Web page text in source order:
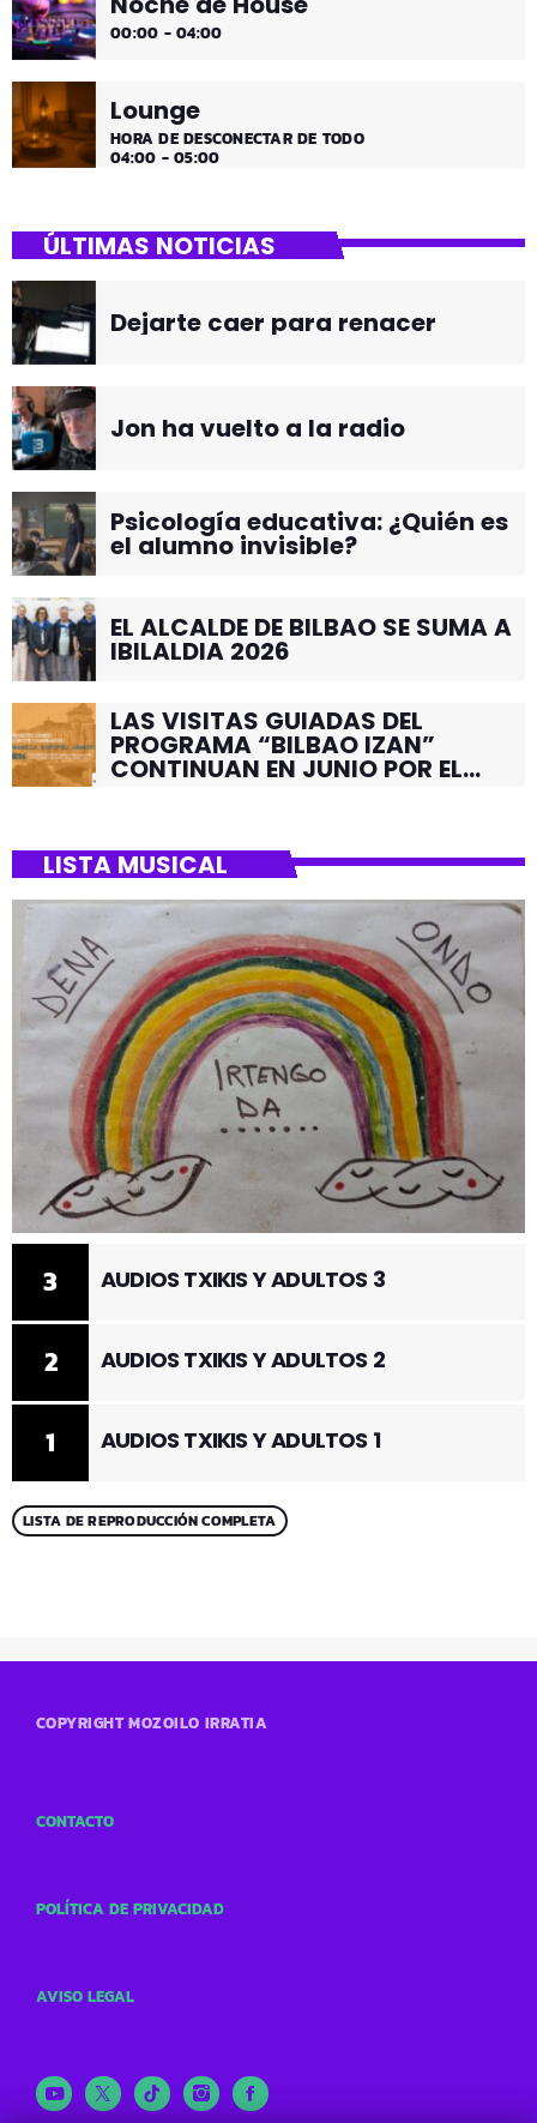
00:00 - 04:00
Lounge
HORA DE DESCONECTAR DE TODO
04:00 - 05:00
ÚLTIMAS NOTICIAS
Dejarte caer para renacer
Jon ha vuelto a la radio
Psicología educativa: ¿Quién es
el alumno invisible?
EL ALCALDE DE BILBAO SE SUMA A
IBILALDIA 2026
LAS VISITAS GUIADAS DEL
PROGRAMA “BILBAO IZAN”
CONTINUAN EN JUNIO POR EL
LISTA MUSICAL
1 AUDIOS TXIKIS Y ADULTOS 1
2 AUDIOS TXIKIS Y ADULTOS 2
3 AUDIOS TXIKIS Y ADULTOS 3
LISTA DE REPRODUCCIÓN COMPLETA
COPYRIGHT MOZOILO IRRATIA
CONTACTO
POLÍTICA DE PRIVACIDAD
AVISO LEGAL